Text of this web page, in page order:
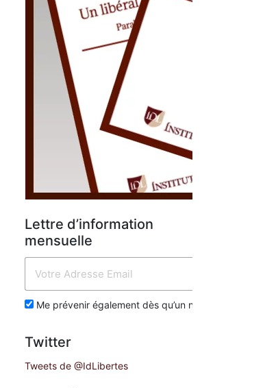
Lettre d’information
mensuelle
Me prévenir également dès qu’un nouvel article est
Twitter
Tweets de @IdLibertes